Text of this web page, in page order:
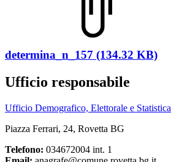
determina_n_157 (134.32 KB)
Ufficio responsabile
Ufficio Demografico, Elettorale e Statistica
Piazza Ferrari, 24, Rovetta BG
Telefono: 034672004 int. 1